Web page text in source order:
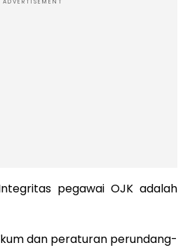
ADVERTISEMENT
pegawai OJK adalah
dan peraturan perundang-